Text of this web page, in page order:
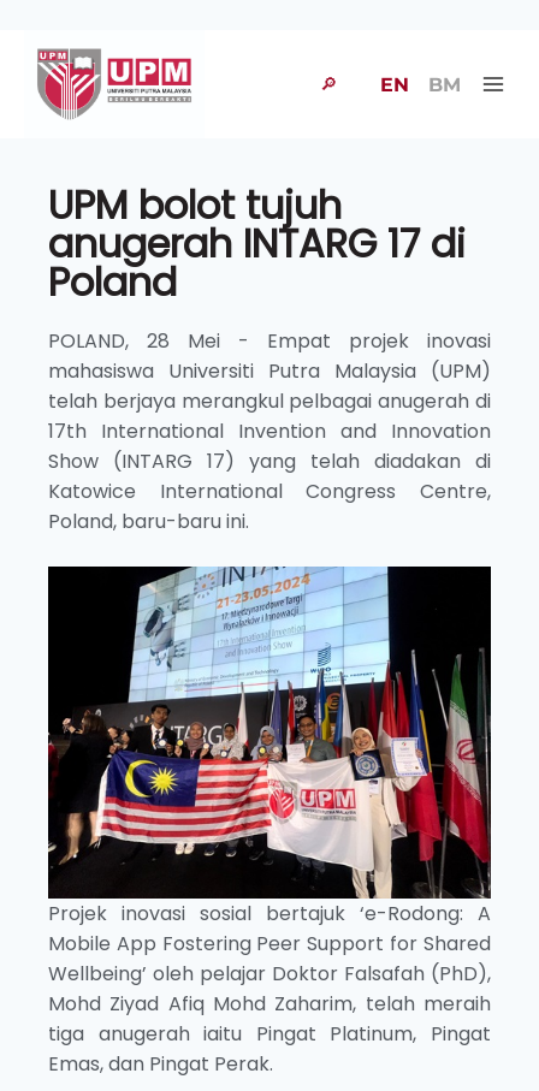
🔎 EN BM
UPM bolot tujuh
anugerah INTARG 17 di
Poland
POLAND, 28 Mei - Empat projek inovasi
mahasiswa Universiti Putra Malaysia (UPM)
telah berjaya merangkul pelbagai anugerah di
17th International Invention and Innovation
Show (INTARG 17) yang telah diadakan di
Katowice International Congress Centre,
Poland, baru-baru ini.
Projek inovasi sosial bertajuk ‘e-Rodong: A
Mobile App Fostering Peer Support for Shared
Wellbeing’ oleh pelajar Doktor Falsafah (PhD),
Mohd Ziyad Afiq Mohd Zaharim, telah meraih
tiga anugerah iaitu Pingat Platinum, Pingat
Emas, dan Pingat Perak.